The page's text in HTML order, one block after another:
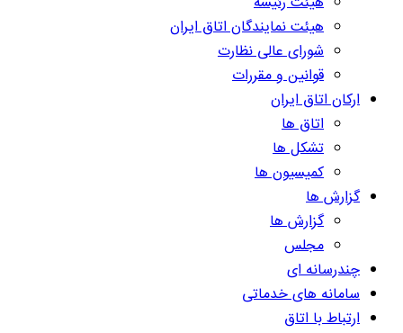
هیئت نمایندگان اتاق ایران
شورای عالی نظارت
قوانین و مقررات
ارکان اتاق ایران
اتاق ها
تشکل ها
کمیسیون ها
گزارش ها
گزارش ها
مجلس
چندرسانه ای
سامانه های خدماتی
ارتباط با اتاق